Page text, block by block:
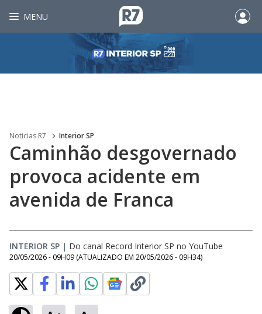
MENU
Noticias R7 Interior SP
Caminhão desgovernado
provoca acidente em
avenida de Franca
INTERIOR SP | Do canal Record Interior SP no YouTube
20/05/2026 - 09H09 (ATUALIZADO EM 20/05/2026 - 09H34)